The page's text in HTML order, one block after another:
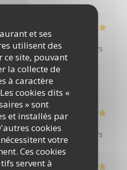
et ses
utilisent des
ce site, pouvant
la collecte de
à caractère
cookies dits «
» sont
et installés par
cookies
votre
Ces cookies
servent à
5
/5 Cuisine:5/5 Qualité / Prix /5
d'habitude !
6
Cuisine /5